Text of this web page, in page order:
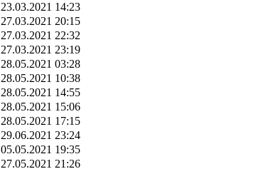
23.03.2021 14:23
27.03.2021 20:15
27.03.2021 22:32
27.03.2021 23:19
28.05.2021 03:28
28.05.2021 10:38
28.05.2021 14:55
28.05.2021 15:06
28.05.2021 17:15
29.06.2021 23:24
05.05.2021 19:35
27.05.2021 21:26